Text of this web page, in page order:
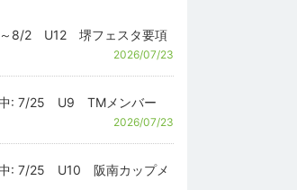
8/2 U12 堺フェスタ要項
2026/07/23
: 7/25 U9 TMメンバー
2026/07/23
: 7/25 U10 阪南カップメ